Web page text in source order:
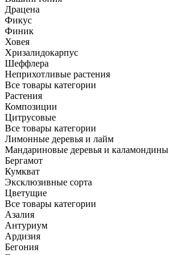
Драцена
Фикус
Финик
Ховея
Хризалидокарпус
Шеффлера
Неприхотливые растения
Все товары категории
Растения
Композиции
Цитрусовые
Все товары категории
Лимонные деревья и лайм
Мандариновые деревья и каламондины
Бергамот
Кумкват
Эксклюзивные сорта
Цветущие
Все товары категории
Азалия
Антуриум
Ардизия
Бегония